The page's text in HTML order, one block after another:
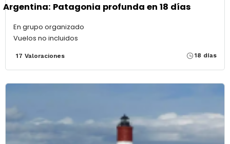
Argentina: Patagonia profunda en 18 días
En grupo organizado
Vuelos no incluidos
17 Valoraciones 18 días